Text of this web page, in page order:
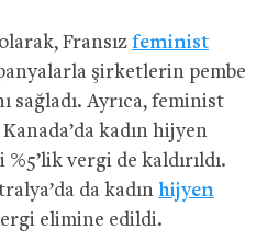
Fransız feminist
şirketlerin pembe
sağladı. Ayrıca, feminist
kadın hijyen
vergi de kaldırıldı.
da kadın hijyen
elimine edildi.